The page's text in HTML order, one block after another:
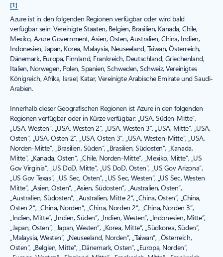
[1]
Azure ist in den folgenden Regionen verfügbar oder wird bald
verfügbar sein: Vereinigte Staaten, Belgien, Brasilien, Kanada, Chile,
Mexiko, Azure Government, Asien, Osten, Australien, China, Indien,
Indonesien, Japan, Korea, Malaysia, Neuseeland, Taiwan, Österreich,
Dänemark, Europa, Finnland, Frankreich, Deutschland, Griechenland,
Italien, Norwegen, Polen, Spanien, Schweden, Schweiz, Vereinigtes
Königreich, Afrika, Israel, Katar, Vereinigte Arabische Emirate und Saudi-
Arabien.
Innerhalb dieser Geografischen Regionen ist Azure in den folgenden
Regionen verfügbar oder in Kürze verfügbar: „USA, Süden-Mitte“,
„USA, Westen“, „USA, Westen 2“, „USA, Westen 3“, „USA, Mitte“, „USA,
Osten“, „USA, Osten 2“, „USA, Osten 3“, „USA, Westen-Mitte“, „USA,
Norden-Mitte“, „Brasilien, Süden“, „Brasilien, Südosten“, „Kanada,
Mitte“, „Kanada, Osten“, „Chile, Norden-Mitte“, „Mexiko, Mitte“, „US
Gov Virginia“, „US DoD, Mitte“, „US DoD, Osten“, „US Gov Arizona“,
„US Gov Texas“, „US Sec, Osten“, „US Sec, Westen“, „US Sec, Westen
Mitte“, „Asien, Osten“, „Asien, Südosten“, „Australien, Osten“,
„Australien, Südosten“, „Australien, Mitte 2“, „China, Osten“, „China,
Osten 2“, „China, Norden“, „China, Norden 2“, „China, Norden 3“,
„Indien, Mitte“, „Indien, Süden“, „Indien, Westen“, „Indonesien, Mitte“,
„Japan, Osten“, „Japan, Westen“, „Korea, Mitte“, „Südkorea, Süden“,
„Malaysia, Westen“, „Neuseeland, Norden“, „Taiwan“, „Österreich,
Osten“, „Belgien, Mitte“, „Dänemark, Osten“, „Europa, Norden“,